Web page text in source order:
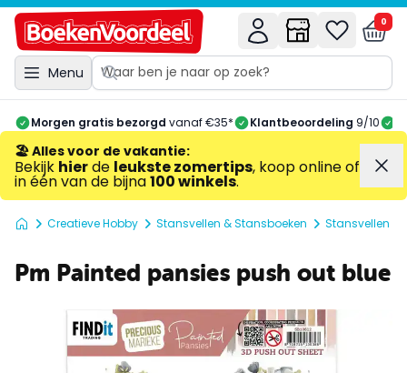
Menu
0
Morgen gratis bezorgd vanaf €35* Klantbeoordeling 9/10
🏖️ Alles voor de vakantie:
Bekijk hierde leukste zomertips, koop online of
in één van de bijna100 winkels.
Creatieve Hobby Stansvellen & Stansboeken Stansvellen
Pm Painted pansies push out blue